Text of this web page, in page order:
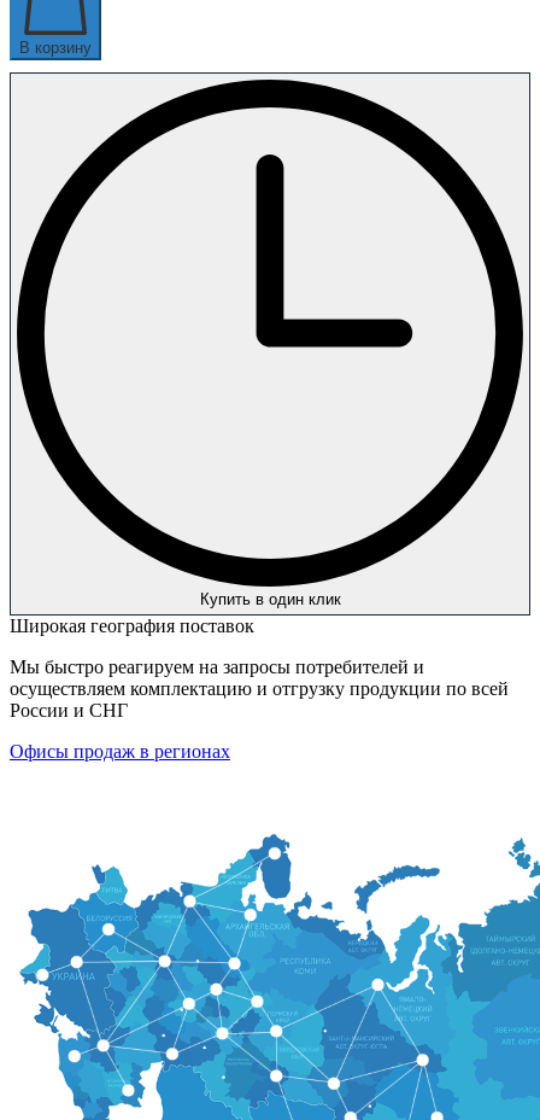
В корзину
Купить в один клик
Широкая география поставок
Мы быстро реагируем на запросы потребителей и
осуществляем комплектацию и отгрузку продукции по всей
России и СНГ
Офисы продаж в регионах